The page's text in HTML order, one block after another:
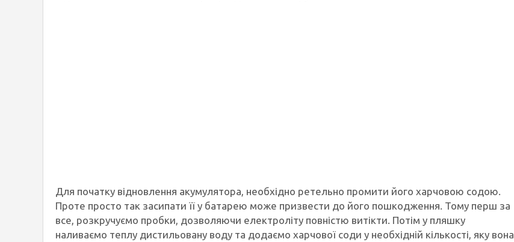
Для початку відновлення акумулятора, необхідно ретельно промити його харчовою содою.
Проте просто так засипати її у батарею може призвести до його пошкодження. Тому перш за
все, розкручуємо пробки, дозволяючи електроліту повністю витікти. Потім у пляшку
наливаємо теплу дистильовану воду та додаємо харчової соди у необхідній кількості, яку вона